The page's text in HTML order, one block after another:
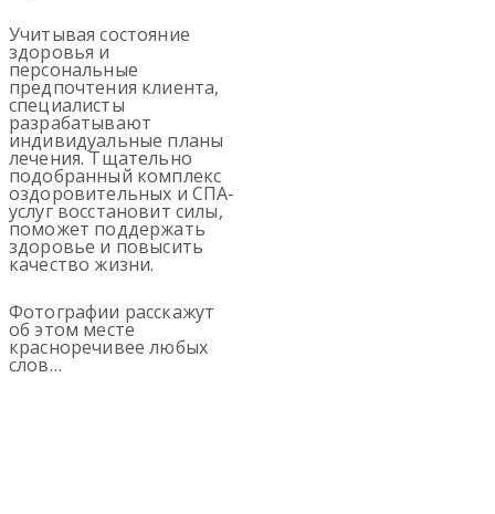
Учитывая состояние
здоровья и
персональные
предпочтения клиента,
специалисты
разрабатывают
индивидуальные планы
лечения. Тщательно
подобранный комплекс
оздоровительных и СПА-
услуг восстановит силы,
поможет поддержать
здоровье и повысить
качество жизни.
Фотографии расскажут
об этом месте
красноречивее любых
слов…